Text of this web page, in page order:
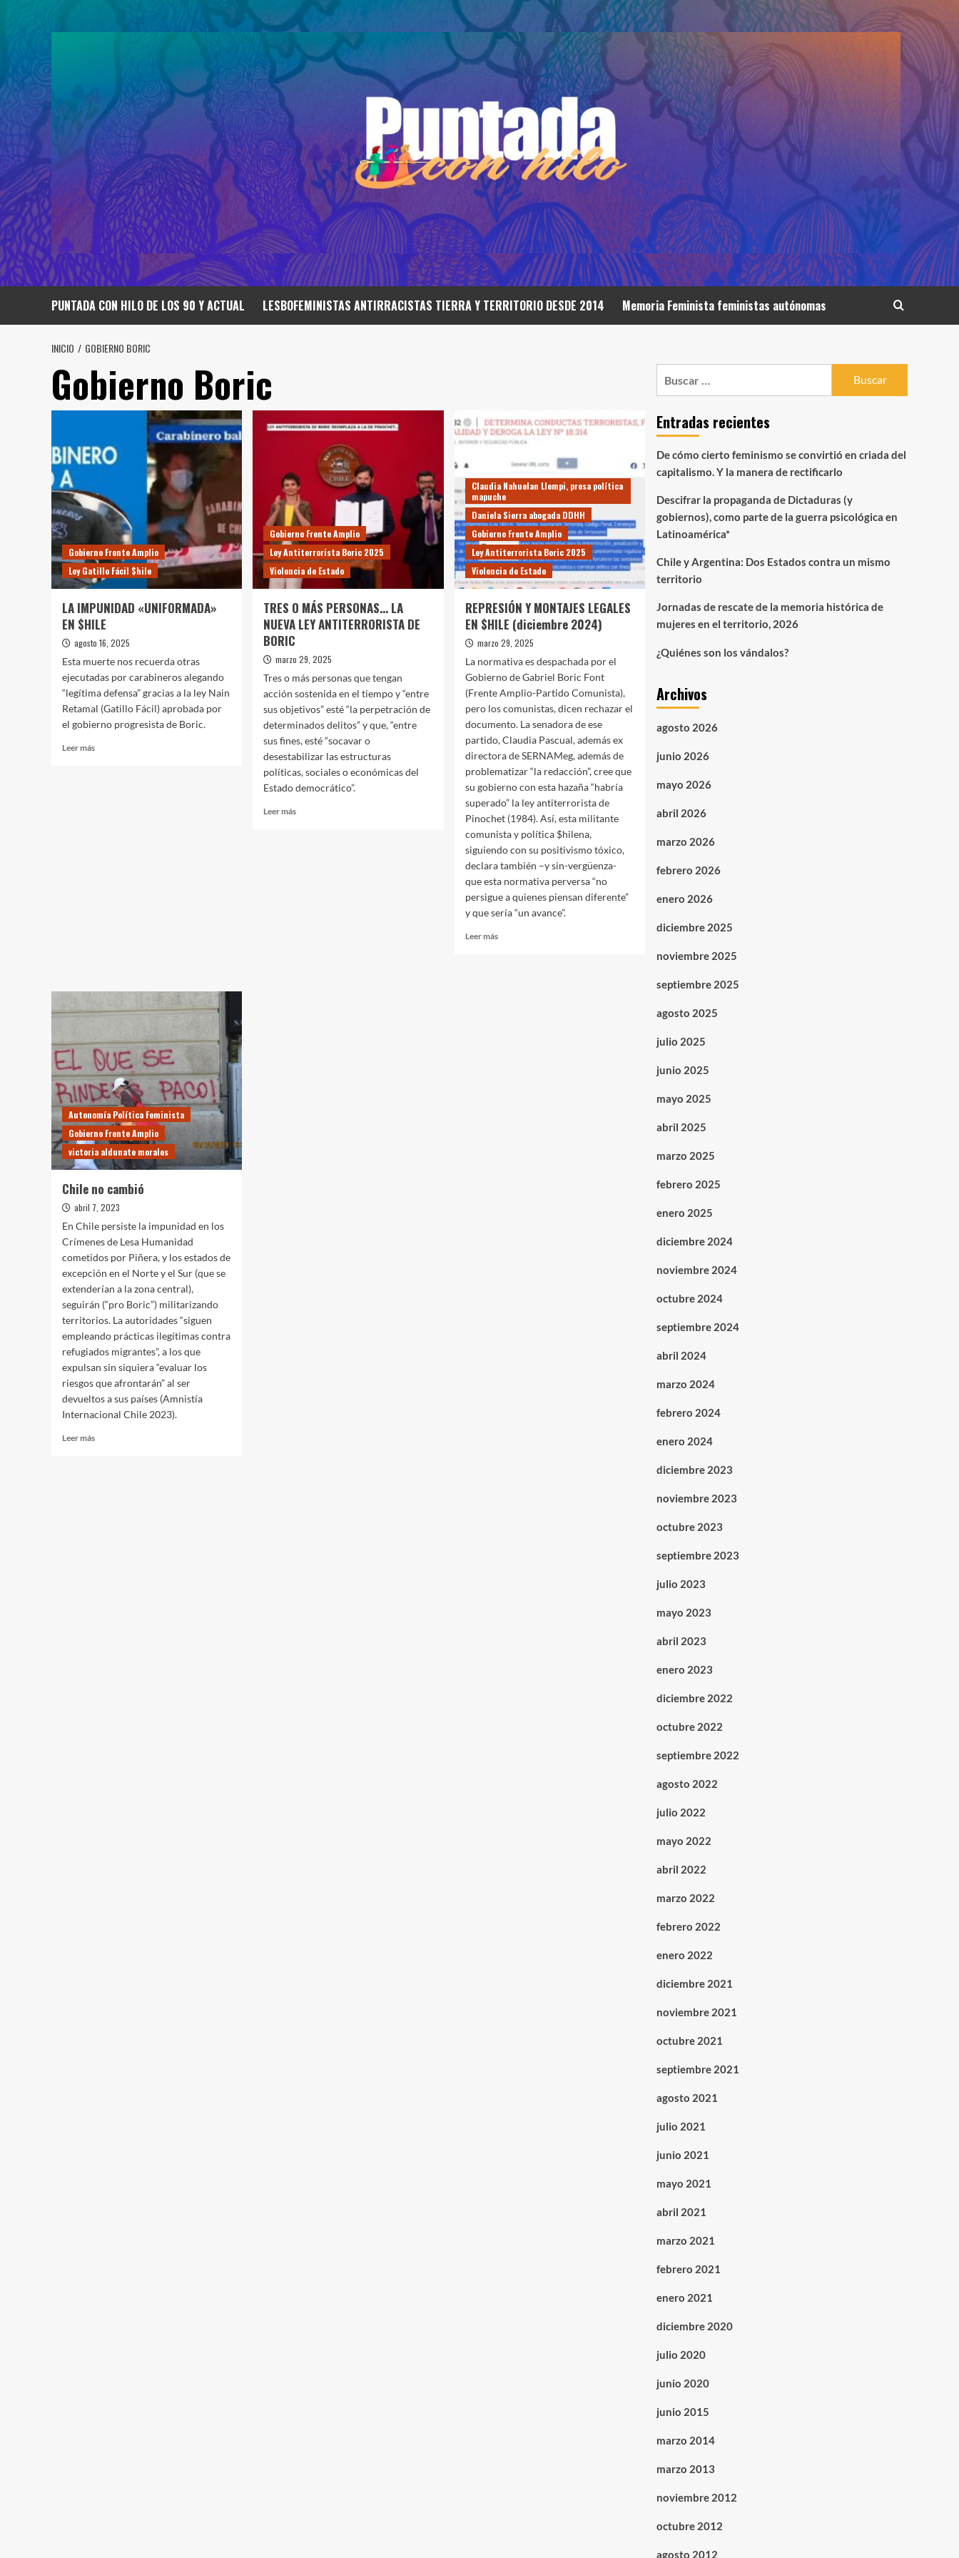
PUNTADA CON HILO DE LOS 90 Y ACTUAL LESBOFEMINISTAS ANTIRRACISTAS TIERRA Y TERRITORIO DESDE 2014 Memoria Feminista feministas autónomas
INICIO GOBIERNO BORIC
Gobierno Boric
Gobierno Frente Amplio
Ley Gatillo Fácil $hile
LA IMPUNIDAD «UNIFORMADA»
EN $HILE
agosto 16, 2025
Esta muerte nos recuerda otras
ejecutadas por carabineros alegando
“legítima defensa” gracias a la ley Nain
Retamal (Gatillo Fácil) aprobada por
el gobierno progresista de Boric.
Leer másLeer
Gobierno Frente Amplio
Ley Antiterrorista Boric 2025
Violencia de Estado
TRES O MÁS PERSONAS… LA
NUEVA LEY ANTITERRORISTA DE
BORIC
marzo 29, 2025
Tres o más personas que tengan
acción sostenida en el tiempo y “entre
sus objetivos” esté “la perpetración de
determinados delitos” y que, “entre
sus fines, esté “socavar o
desestabilizar las estructuras
políticas, sociales o económicas del
Estado democrático”.
Leer másLeer
Claudia Nahuelan Llempi, presa política
mapuche
Daniela Sierra abogada DDHH
Gobierno Frente Amplio
Ley Antiterrorista Boric 2025
Violencia de Estado
REPRESIÓN Y MONTAJES LEGALES
EN $HILE (diciembre 2024)
marzo 29, 2025
La normativa es despachada por el
Gobierno de Gabriel Boric Font
(Frente Amplio-Partido Comunista),
pero los comunistas, dicen rechazar el
documento. La senadora de ese
partido, Claudia Pascual, además ex
directora de SERNAMeg, además de
problematizar “la redacción”, cree que
su gobierno con esta hazaña “habría
superado” la ley antiterrorista de
Pinochet (1984). Así, esta militante
comunista y política $hilena,
siguiendo con su positivismo tóxico,
declara también –y sin-vergüenza-
que esta normativa perversa “no
persigue a quienes piensan diferente”
y que sería “un avance”.
Leer másLeer
Autonomía Política Feminista
Gobierno Frente Amplio
victoria aldunate morales
Chile no cambió
abril 7, 2023
En Chile persiste la impunidad en los
Crímenes de Lesa Humanidad
cometidos por Piñera, y los estados de
excepción en el Norte y el Sur (que se
extenderían a la zona central),
seguirán (“pro Boric”) militarizando
territorios. La autoridades “siguen
empleando prácticas ilegítimas contra
refugiados migrantes”, a los que
expulsan sin siquiera “evaluar los
riesgos que afrontarán” al ser
devueltos a sus países (Amnistía
Internacional Chile 2023).
Leer másLeer
Entradas recientes
De cómo cierto feminismo se convirtió en criada del
capitalismo. Y la manera de rectificarlo
Descifrar la propaganda de Dictaduras (y
gobiernos), como parte de la guerra psicológica en
Latinoamérica*
Chile y Argentina: Dos Estados contra un mismo
territorio
Jornadas de rescate de la memoria histórica de
mujeres en el territorio, 2026
¿Quiénes son los vándalos?
Archivos
agosto 2026
junio 2026
mayo 2026
abril 2026
marzo 2026
febrero 2026
enero 2026
diciembre 2025
noviembre 2025
septiembre 2025
agosto 2025
julio 2025
junio 2025
mayo 2025
abril 2025
marzo 2025
febrero 2025
enero 2025
diciembre 2024
noviembre 2024
octubre 2024
septiembre 2024
abril 2024
marzo 2024
febrero 2024
enero 2024
diciembre 2023
noviembre 2023
octubre 2023
septiembre 2023
julio 2023
mayo 2023
abril 2023
enero 2023
diciembre 2022
octubre 2022
septiembre 2022
agosto 2022
julio 2022
mayo 2022
abril 2022
marzo 2022
febrero 2022
enero 2022
diciembre 2021
noviembre 2021
octubre 2021
septiembre 2021
agosto 2021
julio 2021
junio 2021
mayo 2021
abril 2021
marzo 2021
febrero 2021
enero 2021
diciembre 2020
julio 2020
junio 2020
junio 2015
marzo 2014
marzo 2013
noviembre 2012
octubre 2012
agosto 2012